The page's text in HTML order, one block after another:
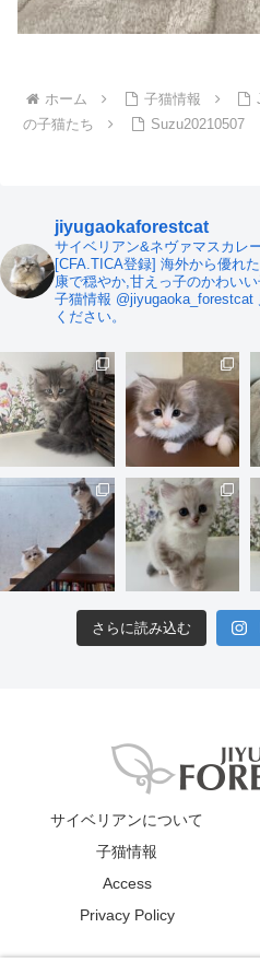
ホーム 子猫情報
の子猫たち
Suzu20210507
jiyugaokaforestcat
サイベリアン&ネヴァマスカレ
[CFA.TICA登録] 海外から優れ
康で穏やか,甘えっ子のかわい
子猫情報 @jiyugaoka_forestcat
ください。
さらに読み込む
サイベリアンについて
子猫情報
Access
Privacy Policy